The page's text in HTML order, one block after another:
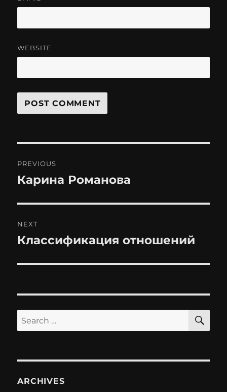
WEBSITE
navigation
PREVIOUS
Previous
Карина Романова
NEXT
Next
Классификация отношений
Search
for:
ARCHIVES